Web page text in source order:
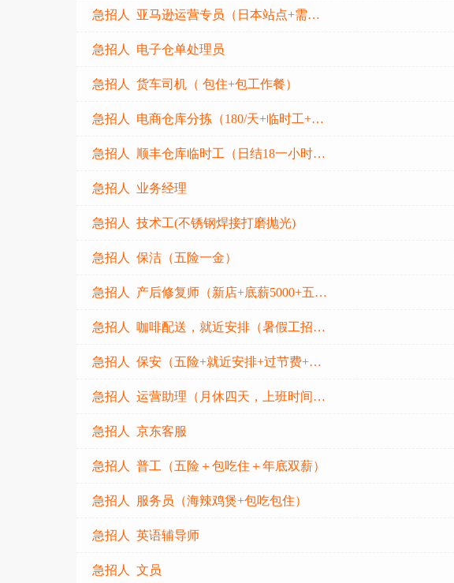
急招人 亚马逊运营专员（日本站点+需经验+大小周）
急招人 电子仓单处理员
急招人 货车司机（ 包住+包工作餐）
急招人 电商仓库分拣（180/天+临时工+日结工+简单好上手）
急招人 顺丰仓库临时工（日结18一小时，工作轻松，兼职）
急招人 业务经理
急招人 技术工(不锈钢焊接打磨抛光)
急招人 保洁（五险一金）
急招人 产后修复师（新店+底薪5000+五险）
急招人 咖啡配送，就近安排（暑假工招聘中）
急招人 保安（五险+就近安排+过节费+司龄补贴）
急招人 运营助理（月休四天，上班时间11点到8点）
急招人 京东客服
急招人 普工（五险＋包吃住＋年底双薪）
急招人 服务员（海辣鸡煲+包吃包住）
急招人 英语辅导师
急招人 文员